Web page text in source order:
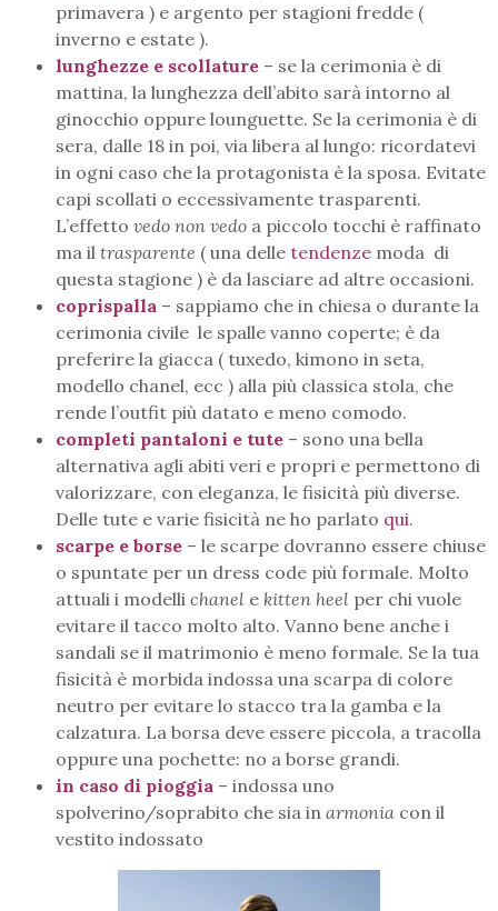
primavera ) e argento per stagioni fredde (
inverno e estate ).
lunghezze e scollature – se la cerimonia è di
mattina, la lunghezza dell’abito sarà intorno al
ginocchio oppure lounguette. Se la cerimonia è di
sera, dalle 18 in poi, via libera al lungo: ricordatevi
in ogni caso che la protagonista è la sposa. Evitate
capi scollati o eccessivamente trasparenti.
L’effetto vedo non vedo a piccolo tocchi è raffinato
ma il trasparente ( una delle tendenze moda di
questa stagione ) è da lasciare ad altre occasioni.
coprispalla – sappiamo che in chiesa o durante la
cerimonia civile le spalle vanno coperte; è da
preferire la giacca ( tuxedo, kimono in seta,
modello chanel, ecc ) alla più classica stola, che
rende l’outfit più datato e meno comodo.
completi pantaloni e tute – sono una bella
alternativa agli abiti veri e propri e permettono di
valorizzare, con eleganza, le fisicità più diverse.
Delle tute e varie fisicità ne ho parlato qui.
scarpe e borse – le scarpe dovranno essere chiuse
o spuntate per un dress code più formale. Molto
attuali i modelli chanel e kitten heel per chi vuole
evitare il tacco molto alto. Vanno bene anche i
sandali se il matrimonio è meno formale. Se la tua
fisicità è morbida indossa una scarpa di colore
neutro per evitare lo stacco tra la gamba e la
calzatura. La borsa deve essere piccola, a tracolla
oppure una pochette: no a borse grandi.
in caso di pioggia – indossa uno
spolverino/soprabito che sia in armonia con il
vestito indossato